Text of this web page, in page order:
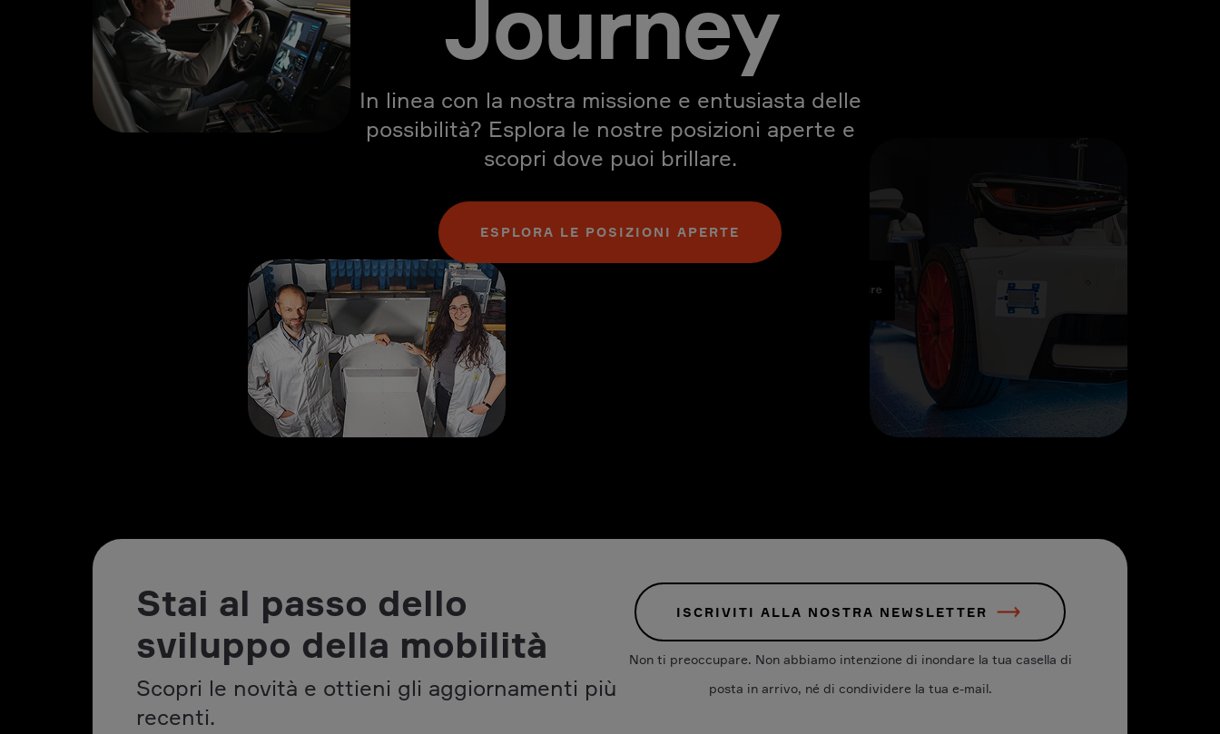
Journey
In linea con la nostra missione e entusiasta delle
possibilità? Esplora le nostre posizioni aperte e
scopri dove puoi brillare.
ESPLORA LE POSIZIONI APERTE
Stai al passo dello
sviluppo della mobilità
Scopri le novità e ottieni gli aggiornamenti più
recenti.
ISCRIVITI ALLA NOSTRA NEWSLETTER
Non ti preoccupare. Non abbiamo intenzione di inondare la tua casella di
posta in arrivo, né di condividere la tua e-mail.